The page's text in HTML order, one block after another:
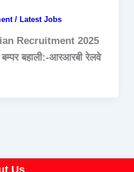
/ Latest Jobs
Recruitment 2025
बहाली:-आरआरबी रेलवे